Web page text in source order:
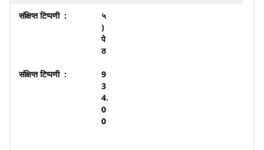
५
)
पे
ठ
9
3
4.
0
0